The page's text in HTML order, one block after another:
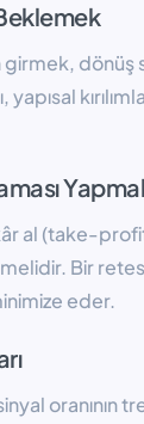
dönüş
yapısal
al (take-
Bir
eder.
oranının